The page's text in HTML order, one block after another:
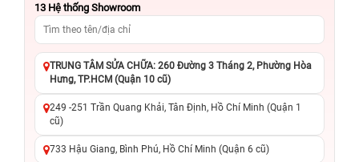
13 Hệ thống Showroom
TRUNG TÂM SỬA CHỮA: 260 Đường 3 Tháng 2, Phường Hòa
Hưng, TP.HCM (Quận 10 cũ)
249 -251 Trần Quang Khải, Tân Định, Hồ Chí Minh (Quận 1
cũ)
733 Hậu Giang, Bình Phú, Hồ Chí Minh (Quận 6 cũ)